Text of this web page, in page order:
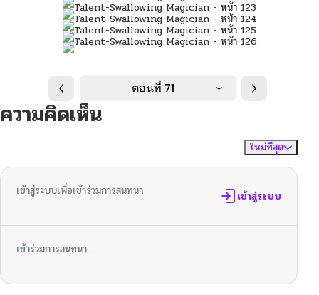
ตอนที่ 71
ความคิดเห็น
ใหม่ที่สุด
เข้าสู่ระบบเพื่อเข้าร่วมการสนทนา เข้าสู่ระบบ
เข้าร่วมการสนทนา...